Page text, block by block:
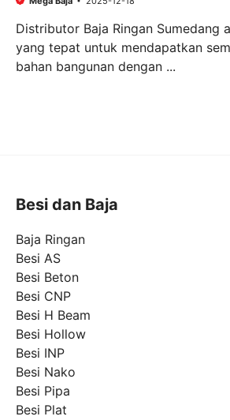
Distributor Baja Ringan Sumedang
yang tepat untuk mendapatkan
bahan bangunan dengan ...
Besi dan Baja
Baja Ringan
Besi AS
Besi Beton
Besi CNP
Besi H Beam
Besi Hollow
Besi INP
Besi Nako
Besi Pipa
Besi Plat